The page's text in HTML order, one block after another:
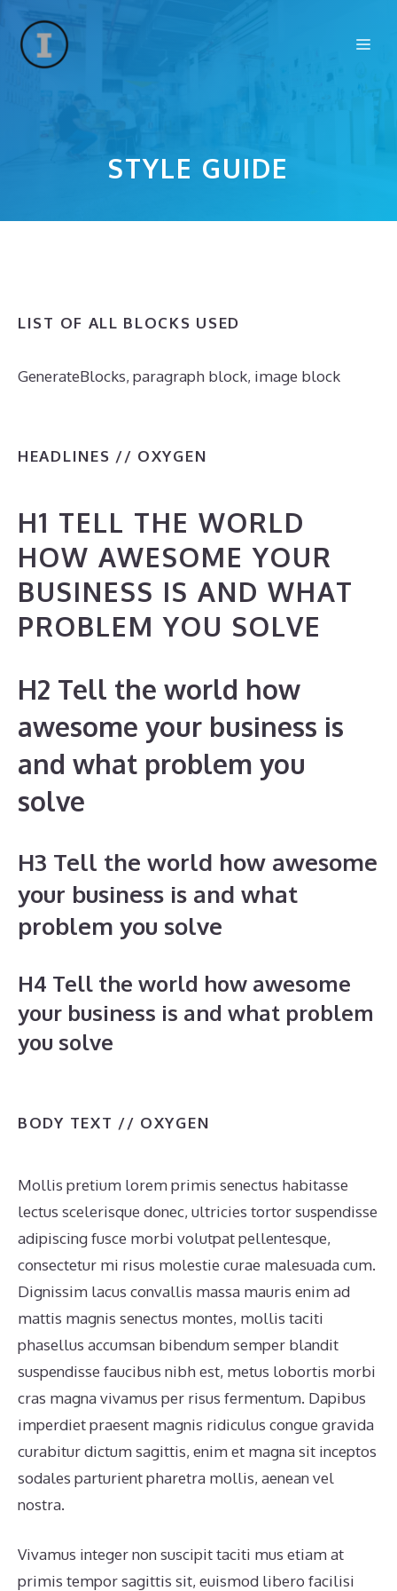
Inhalt
springen
STYLE GUIDE
LIST OF ALL BLOCKS USED
GenerateBlocks, paragraph block, image block
HEADLINES // OXYGEN
H1 TELL THE WORLD
HOW AWESOME YOUR
BUSINESS IS AND WHAT
PROBLEM YOU SOLVE
H2 Tell the world how
awesome your business is
and what problem you
solve
H3 Tell the world how awesome
your business is and what
problem you solve
H4 Tell the world how awesome
your business is and what problem
you solve
BODY TEXT // OXYGEN
Mollis pretium lorem primis senectus habitasse
lectus scelerisque donec, ultricies tortor suspendisse
adipiscing fusce morbi volutpat pellentesque,
consectetur mi risus molestie curae malesuada cum.
Dignissim lacus convallis massa mauris enim ad
mattis magnis senectus montes, mollis taciti
phasellus accumsan bibendum semper blandit
suspendisse faucibus nibh est, metus lobortis morbi
cras magna vivamus per risus fermentum. Dapibus
imperdiet praesent magnis ridiculus congue gravida
curabitur dictum sagittis, enim et magna sit inceptos
sodales parturient pharetra mollis, aenean vel
nostra.
Vivamus integer non suscipit taciti mus etiam at
primis tempor sagittis sit, euismod libero facilisi